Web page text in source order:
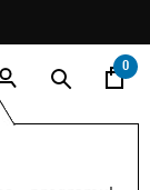
0